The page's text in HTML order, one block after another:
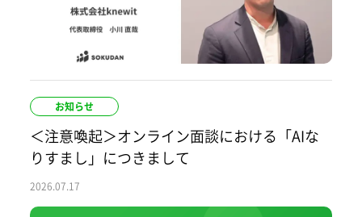
お知らせ
＜注意喚起＞オンライン面談における「AIな
りすまし」につきまして
2026.07.17